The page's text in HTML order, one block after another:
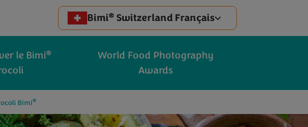
Bimi® Switzerland Français
le Bimi®
World Food Photography
Awards
Bimi®